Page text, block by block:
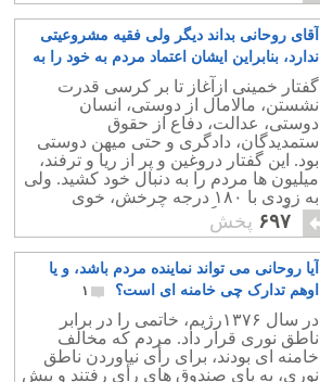
آقای روحانی بداند دیگر ولی فقیه مشروعیتی
ندارد، بنابراین ایشان اعتماد مردم به خود را به
بازی نگیرد
۳
گفتار خمینی ازآغاز تا بر کرسی قدرت
نشستن، مالامال از دوستی، انسان
دوستی، عدالت، دفاع از حقوق
ستمدیدگان، دادگری و حتی میهن دوستی
بود. این گفتار دروغین و پر از ریا و ترفند،
میلیون ها مردم را به دنبال خود کشید. ولی
به زودی با ۱۸۰ درجه چرخش، خوی
درندگی، دروغ گویی، ریا کاری در همه
زمینه ها نشان داد.
۶۹۷ پخش
آیا روحانی می تواند نماینده مردم باشد، و یا
اوهم تدارک چی خامنه ای است؟
۱
در سال ۱۳۷۶رژیم، خاتمی را در برابر
ناطق نوری قرار داد. مردم که مخالف
خامنه ای بودند، برای رأی نیاوردن ناطق
نوری، به پای صندوق های رأی رفتند و بیش